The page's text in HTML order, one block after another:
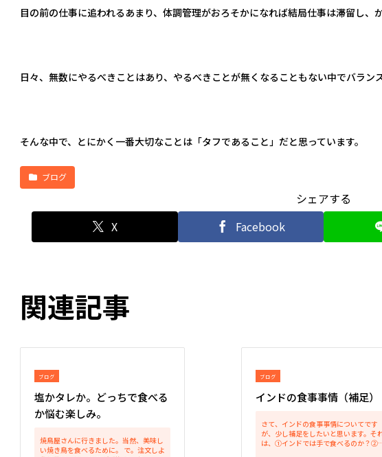
目の前の仕事に追われるあまり、体調管理がおろそかになれば結局仕事は滞留し、
日々、無数にやるべきことはあり、やるべきことが無くなることもない中でバラン
そんな中で、とにかく一番大切なことは「タフであること」だと思っています。
ブログ
シェアする
X
Facebook
関連記事
ブログ
塩かタレか。どっちで食べる
か悩む楽しみ。
焼鳥屋さんに行きました。当然、美味し
い焼き鳥を食べるために。 で。注文しよ
ブログ
インドの食事事情（補足）
さて、インドの食事事情についてです
が、少し補足をしたいと思います。そ
は、①インドでは手で食べるのか？②